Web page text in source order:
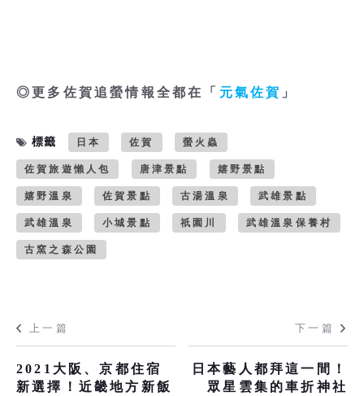
◎更多佐賀追螢情報全都在「 元氣佐賀 」
標籤 日本 佐賀 螢火蟲
佐賀旅遊懶人包 唐津景點 嬉野景點
嬉野溫泉 佐賀景點 古湯溫泉 武雄景點
武雄溫泉 小城景點 祇園川 武雄溫泉保養村
古窯之森公園
上一篇
2021大阪、京都住宿
新選擇！近畿地方新飯
下一篇
日本藝人都拜這一間！
眾星雲集的車折神社